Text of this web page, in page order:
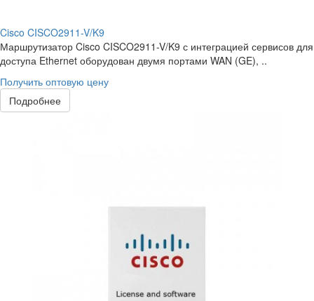
Cisco CISCO2911-V/K9
Маршрутизатор Cisco CISCO2911-V/K9 с интеграцией сервисов для
доступа Ethernet оборудован двумя портами WAN (GE), ..
Получить оптовую цену
Подробнее